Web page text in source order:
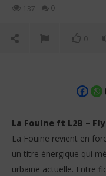
137 0
0
La Fouine ft L2B –
La Fouine revient en
un titre énergique qui
urbaine actuelle. Entre